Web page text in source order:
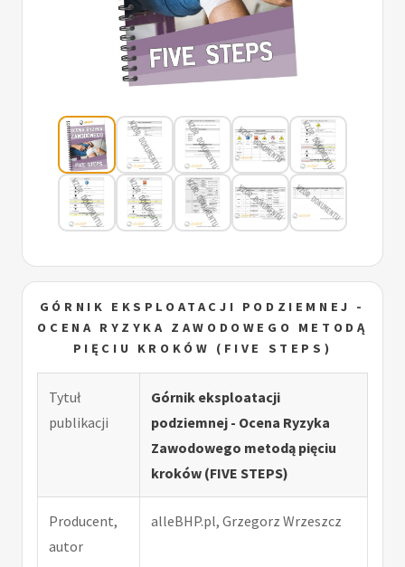
GÓRNIK EKSPLOATACJI PODZIEMNEJ -
OCENA RYZYKA ZAWODOWEGO METODĄ
PIĘCIU KROKÓW (FIVE STEPS)
Tytuł
publikacji
Górnik eksploatacji
podziemnej - Ocena Ryzyka
Zawodowego metodą pięciu
kroków (FIVE STEPS)
Producent,
autor
alleBHP.pl, Grzegorz Wrzeszcz